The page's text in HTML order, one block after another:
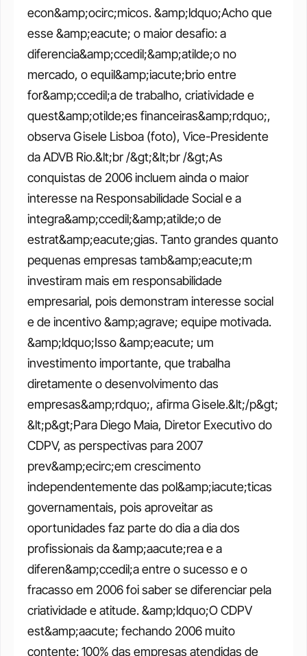
econ&amp;ocirc;micos. &amp;ldquo;Acho que
esse &amp;eacute; o maior desafio: a
diferencia&amp;ccedil;&amp;atilde;o no
mercado, o equil&amp;iacute;brio entre
for&amp;ccedil;a de trabalho, criatividade e
quest&amp;otilde;es financeiras&amp;rdquo;,
observa Gisele Lisboa (foto), Vice-Presidente
da ADVB Rio.&lt;br /&gt;&lt;br /&gt;As
conquistas de 2006 incluem ainda o maior
interesse na Responsabilidade Social e a
integra&amp;ccedil;&amp;atilde;o de
estrat&amp;eacute;gias. Tanto grandes quanto
pequenas empresas tamb&amp;eacute;m
investiram mais em responsabilidade
empresarial, pois demonstram interesse social
e de incentivo &amp;agrave; equipe motivada.
&amp;ldquo;Isso &amp;eacute; um
investimento importante, que trabalha
diretamente o desenvolvimento das
empresas&amp;rdquo;, afirma Gisele.&lt;/p&gt;
&lt;p&gt;Para Diego Maia, Diretor Executivo do
CDPV, as perspectivas para 2007
prev&amp;ecirc;em crescimento
independentemente das pol&amp;iacute;ticas
governamentais, pois aproveitar as
oportunidades faz parte do dia a dia dos
profissionais da &amp;aacute;rea e a
diferen&amp;ccedil;a entre o sucesso e o
fracasso em 2006 foi saber se diferenciar pela
criatividade e atitude. &amp;ldquo;O CDPV
est&amp;aacute; fechando 2006 muito
contente: 100% das empresas atendidas de